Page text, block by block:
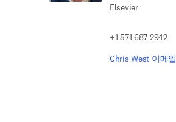
Elsevier
+1 571 687 2942
Chris West 이메일